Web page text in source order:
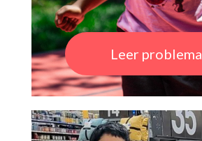
Leer problema